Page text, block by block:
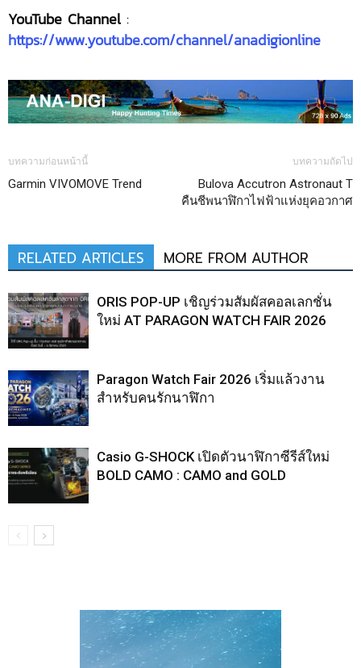
YouTube Channel :
https://www.youtube.com/channel/anadigionline
บทความก่อนหน้านี้
Garmin VIVOMOVE Trend
บทความถัดไป
Bulova Accutron Astronaut T
คืนชีพนาฬิกาไฟฟ้าแห่งยุคอวกาศ
RELATED ARTICLES MORE FROM AUTHOR
ORIS POP-UP เชิญร่วมสัมผัสคอลเลกชั่น
ใหม่ AT PARAGON WATCH FAIR 2026
Paragon Watch Fair 2026 เริ่มแล้วงาน
สำหรับคนรักนาฬิกา
Casio G-SHOCK เปิดตัวนาฬิกาซีรีส์ใหม่
BOLD CAMO : CAMO and GOLD